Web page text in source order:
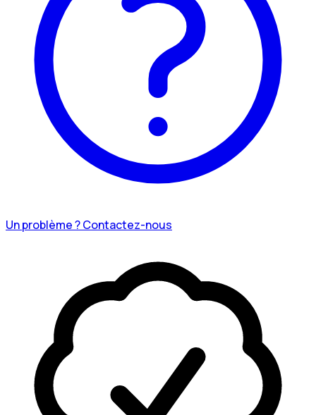
Un problème ? Contactez-nous